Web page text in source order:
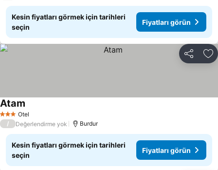
Kesin fiyatları görmek için tarihleri
seçin
Fiyatları görün
Paylaş
3 YıldızOtel
Atam
/ Değerlendirme yok Burdur
Kesin fiyatları görmek için tarihleri
seçin
Fiyatları görün